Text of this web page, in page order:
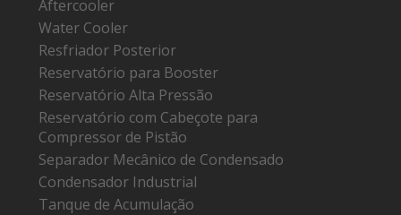
Aftercooler
Water Cooler
Resfriador Posterior
Reservatório para Booster
Reservatório Alta Pressão
Reservatório com Cabeçote para
Compressor de Pistão
Separador Mecânico de Condensado
Condensador Industrial
Tanque de Acumulação